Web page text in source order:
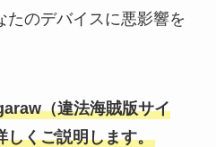
たのデバイスに悪影響を
（違法海賊版サイ
しくご説明します。